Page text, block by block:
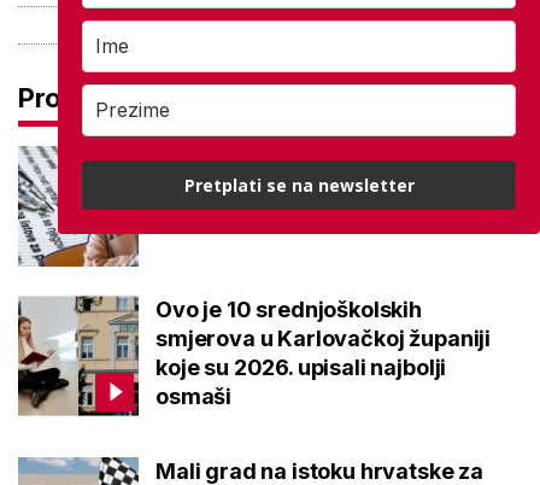
Pročitaj još
Ove lektire maturanti se najviše
boje, a samo je jednom bila tema
eseja i to na jesenskom roku
Ovo je 10 srednjoškolskih
smjerova u Karlovačkoj županiji
koje su 2026. upisali najbolji
osmaši
Mali grad na istoku hrvatske za
Pretplati se na newsletter